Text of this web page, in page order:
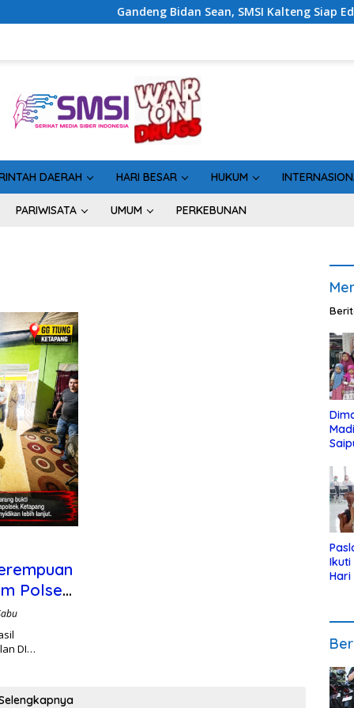
Gandeng Bidan Sean, SMSI Kalteng Siap Edukasi Publik
DAERAH HARI BESAR HUKUM
PARIWISATA UMUM PERKEBUNAN
Polsek
DI…
Ikuti
Hari